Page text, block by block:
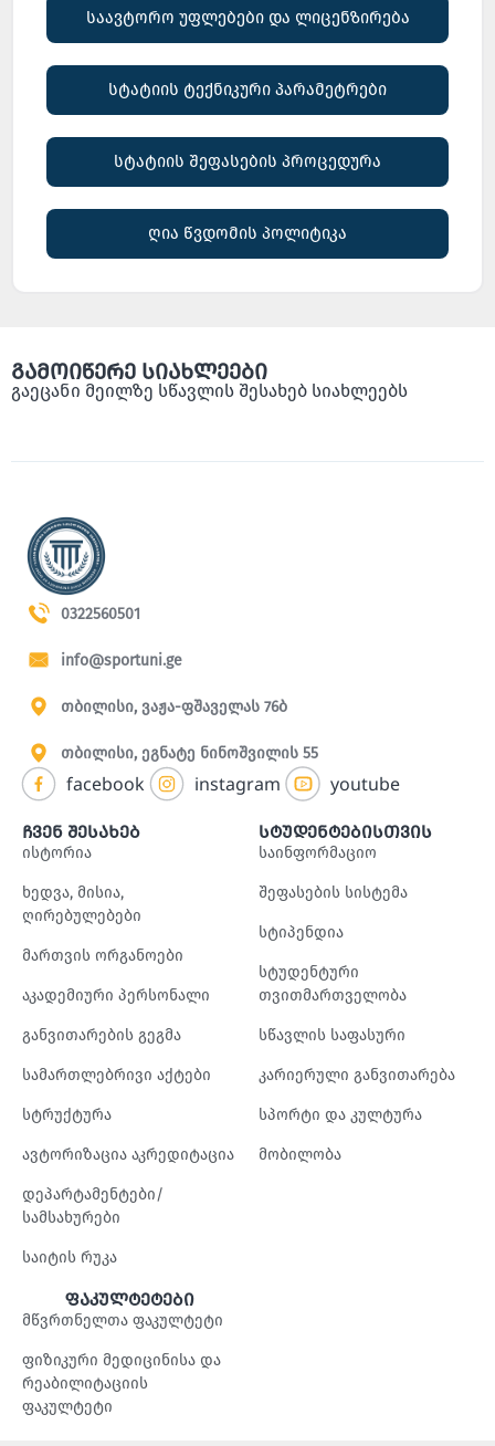
საავტორო უფლებები და ლიცენზირება
სტატიის ტექნიკური პარამეტრები
სტატიის შეფასების პროცედურა
ღია წვდომის პოლიტიკა
გამოიწერე სიახლეები
გაეცანი მეილზე სწავლის შესახებ სიახლეებს
0322560501
info@sportuni.ge
თბილისი, ვაჟა-ფშაველას 76ბ
თბილისი, ეგნატე ნინოშვილის 55
facebook instagram youtube
ჩვენ შესახებ
ისტორია
ხედვა, მისია,
ღირებულებები
მართვის ორგანოები
აკადემიური პერსონალი
განვითარების გეგმა
სამართლებრივი აქტები
სტრუქტურა
ავტორიზაცია აკრედიტაცია
დეპარტამენტები/
სამსახურები
საიტის რუკა
სტუდენტებისთვის
საინფორმაციო
შეფასების სისტემა
სტიპენდია
სტუდენტური
თვითმართველობა
სწავლის საფასური
კარიერული განვითარება
სპორტი და კულტურა
მობილობა
ფაკულტეტები
მწვრთნელთა ფაკულტეტი
ფიზიკური მედიცინისა და
რეაბილიტაციის
ფაკულტეტი